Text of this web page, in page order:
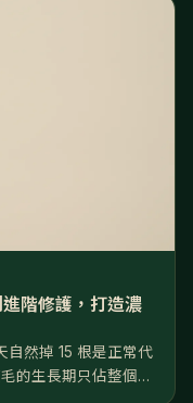
階修護，打造濃
自然掉 15 根是正常代
的生長期只佔整個週